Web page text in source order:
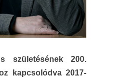
születésének 200.
kapcsolódva 2017-